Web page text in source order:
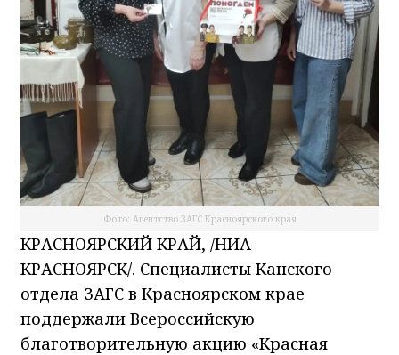
Фото: Агентство ЗАГС Красноярского края
КРАСНОЯРСКИЙ КРАЙ, /НИА-
КРАСНОЯРСК/. Специалисты Канского
отдела ЗАГС в Красноярском крае
поддержали Всероссийскую
благотворительную акцию «Красная